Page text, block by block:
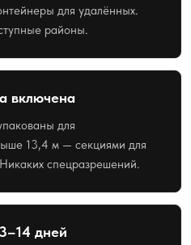
для удалённых.
районы.
включена
для
13,4 м — секциями для
спецразрешений.
дней